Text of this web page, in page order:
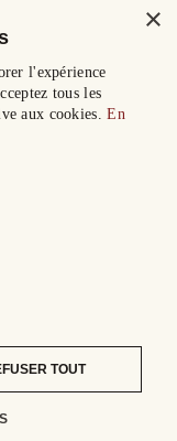
×
l'expérience
tous les
aux cookies.En
TOUT